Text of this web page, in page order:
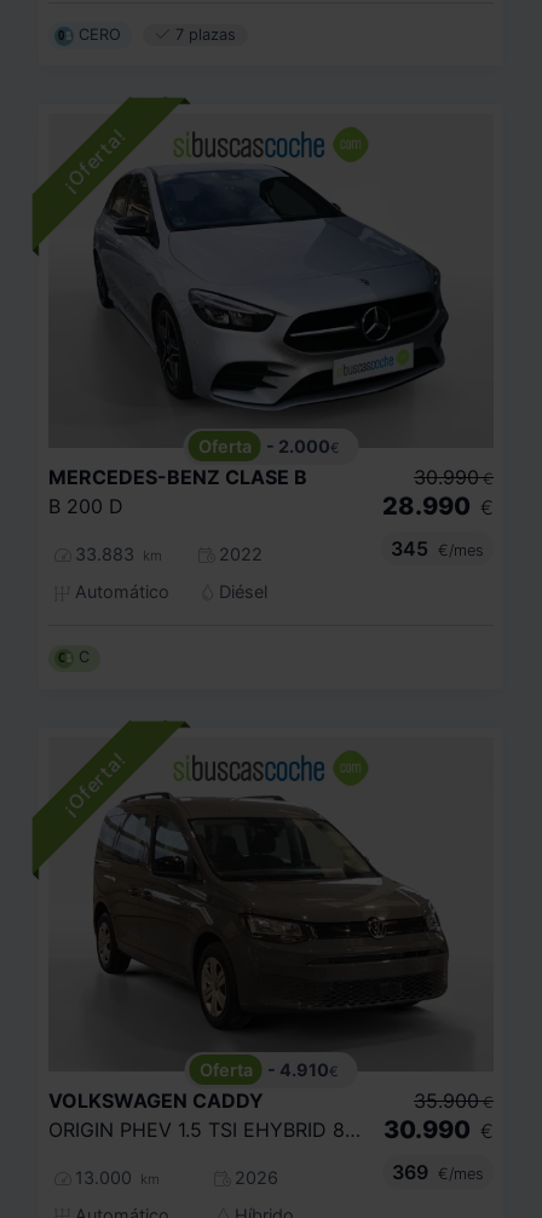
CERO 7 plazas
- 2.000€
MERCEDES-BENZ CLASE B
B 200 D
33.883 km
2022
Automático
Diésel
30.990 €
28.990 €
345
€/mes
C
- 4.910€
VOLKSWAGEN CADDY
ORIGIN PHEV 1.5 TSI EHYBRID 85KW/110KW
13.000 km
2026
35.900 €
30.990 €
369
€/mes